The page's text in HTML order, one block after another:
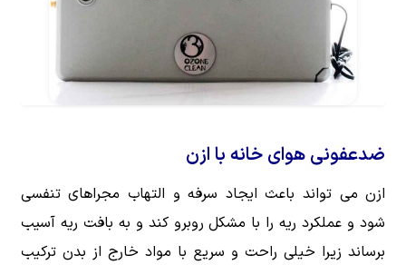
ضدعفونی هوای خانه با ازن
ازن می تواند باعث ایجاد سرفه و التهاب مجراهای تنفسی
شود و عملکرد ریه را با مشکل روبرو کند و به بافت ریه آسیب
برساند زیرا خیلی راحت و سریع با مواد خارج از بدن ترکیب